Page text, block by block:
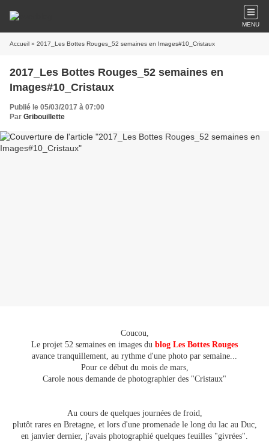
MENU
Accueil » 2017_Les Bottes Rouges_52 semaines en Images#10_Cristaux
2017_Les Bottes Rouges_52 semaines en
Images#10_Cristaux
Publié le 05/03/2017 à 07:00
Par Gribouillette
Coucou,
Le projet 52 semaines en images du blog Les Bottes Rouges
avance tranquillement, au rythme d'une photo par semaine...
Pour ce début du mois de mars,
Carole nous demande de photographier des "Cristaux"
Au cours de quelques journées de froid,
plutôt rares en Bretagne, et lors d'une promenade le long du lac au Duc,
en janvier dernier, j'avais photographié quelques feuilles "givrées".